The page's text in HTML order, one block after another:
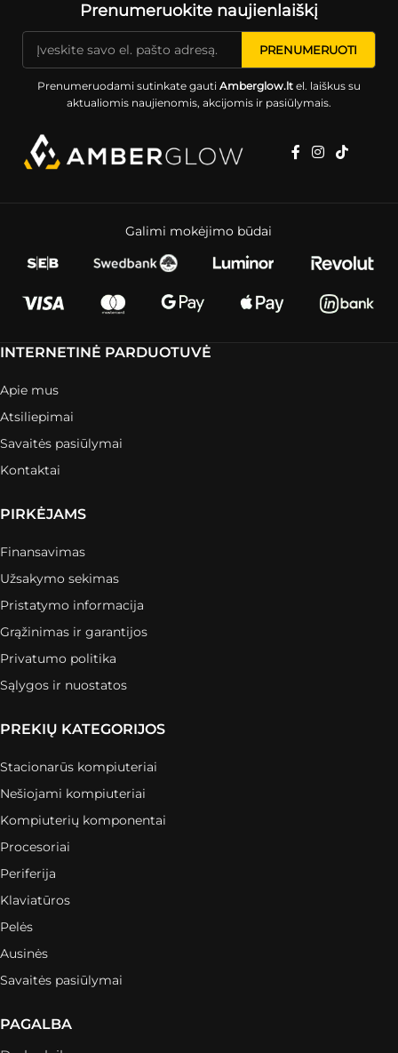
Prenumeruokite naujienlaiškį
Prenumeruodami sutinkate gauti Amberglow.ltel. laiškus su
aktualiomis naujienomis, akcijomis ir pasiūlymais.
Galimi mokėjimo būdai
INTERNETINĖ PARDUOTUVĖ
Apie mus
Atsiliepimai
Savaitės pasiūlymai
Kontaktai
PIRKĖJAMS
Finansavimas
Užsakymo sekimas
Pristatymo informacija
Grąžinimas ir garantijos
Privatumo politika
Sąlygos ir nuostatos
PREKIŲ KATEGORIJOS
Stacionarūs kompiuteriai
Nešiojami kompiuteriai
Kompiuterių komponentai
Procesoriai
Periferija
Klaviatūros
Pelės
Ausinės
Savaitės pasiūlymai
PAGALBA